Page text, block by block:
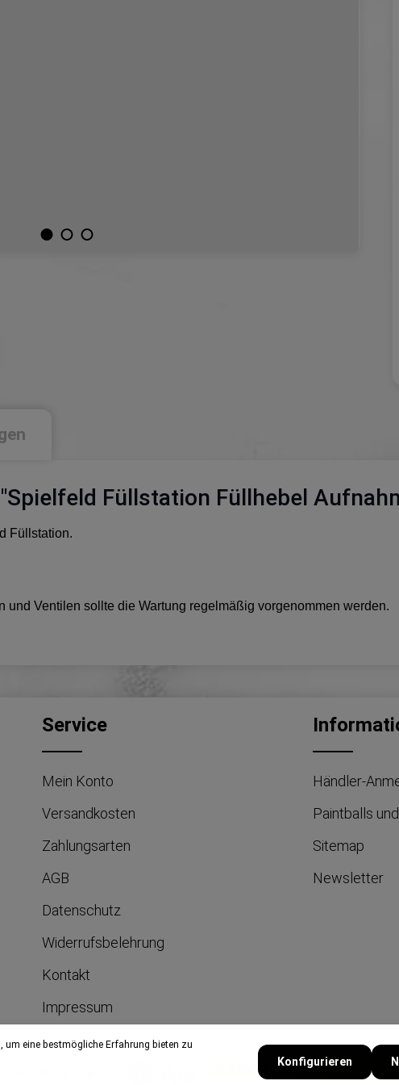
Füllstation Füllhebel
Füllstation.
und Ventilen sollte die Wartung regelmäßig vorgenommen werden.
Service
Mein Konto
Versandkosten
Zahlungsarten
AGB
Datenschutz
Widerrufsbelehrung
Kontakt
Impressum
Händler-
Paintballs
Sitemap
Newsletter
um eine bestmögliche Erfahrung bieten zu
Konfigurieren